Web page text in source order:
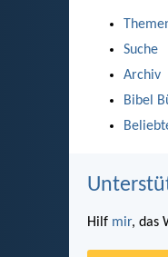
Suche
Archiv
Bibel
Hilf mir, das